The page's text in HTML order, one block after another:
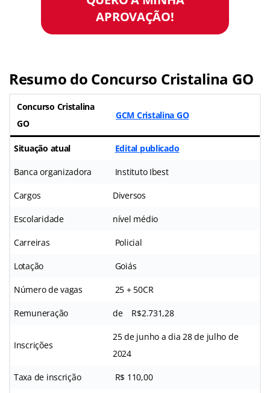
APROVAÇÃO!
Resumo do Concurso Cristalina GO
Concurso Cristalina
GO
GCM Cristalina GO
Situação atual Edital publicado
Banca organizadora Instituto Ibest
Cargos Diversos
Escolaridade nível médio
Carreiras Policial
Lotação Goiás
Número de vagas 25 + 50CR
Remuneração de R$2.731,28
Inscrições
25 de junho a dia 28 de julho de
2024
Taxa de inscrição R$ 110,00